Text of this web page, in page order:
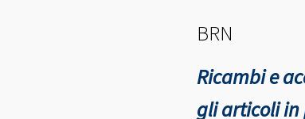
BRN
Ricambi e
gli articoli